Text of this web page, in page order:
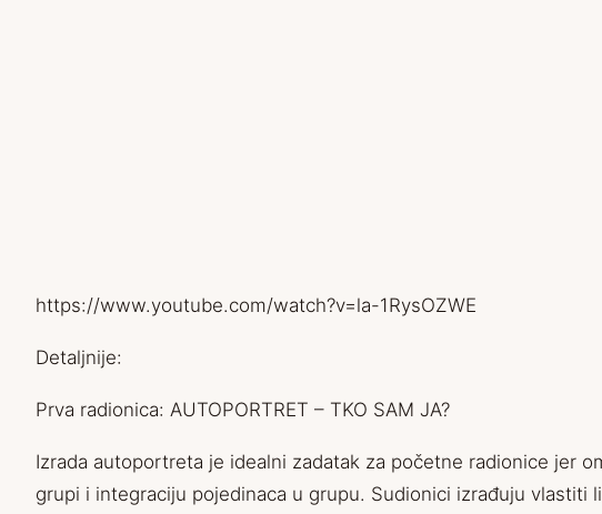
https://www.youtube.com/watch?v=la-1RysOZWE
Detaljnije:
Prva radionica: AUTOPORTRET – TKO SAM JA?
Izrada autoportreta je idealni zadatak za početne radionice jer
grupi i integraciju pojedinaca u grupu. Sudionici izrađuju